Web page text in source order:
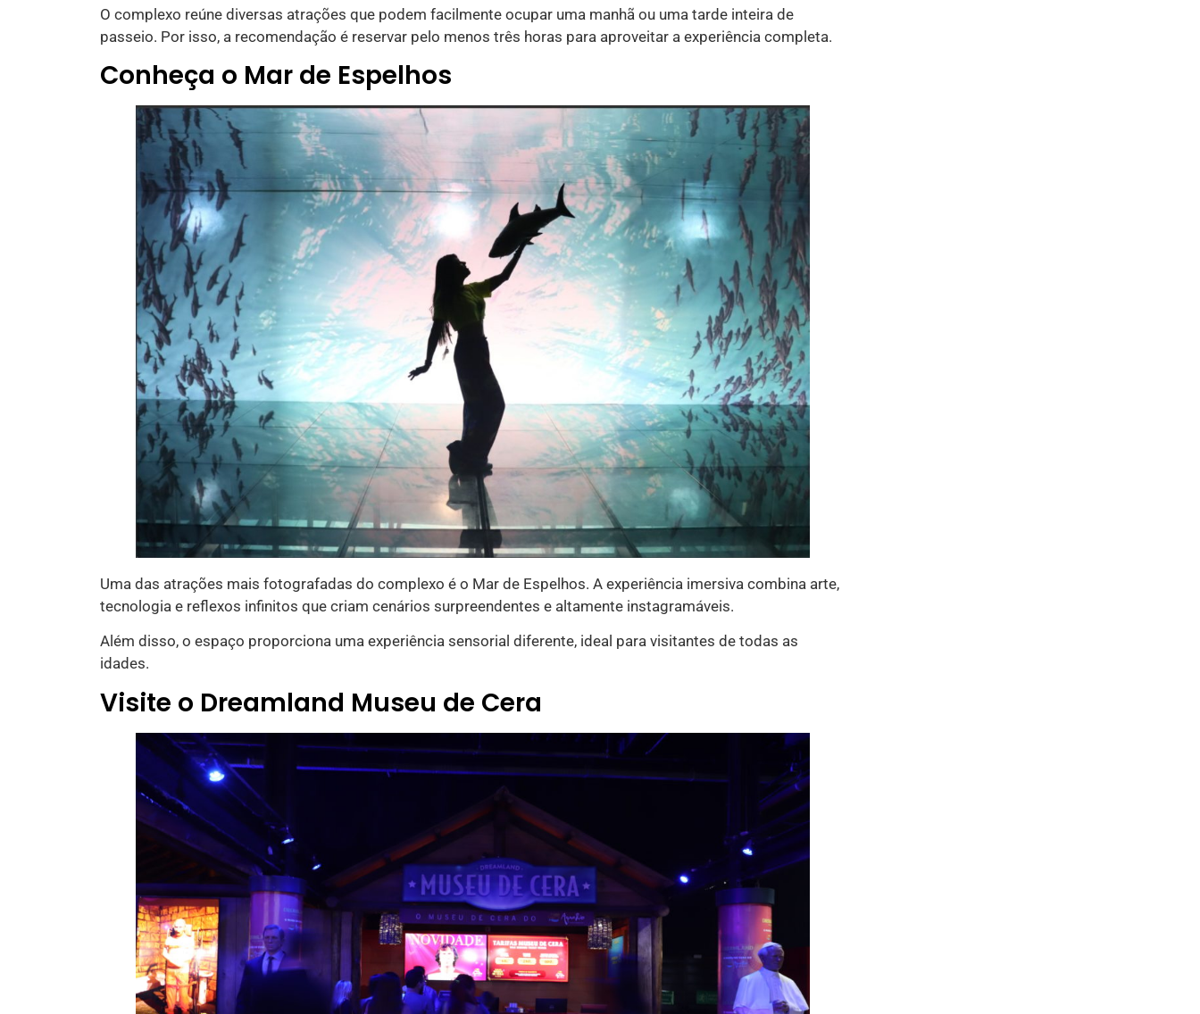
O complexo reúne diversas atrações que podem facilmente ocupar uma manhã ou uma tarde inteira de
passeio. Por isso, a recomendação é reservar pelo menos três horas para aproveitar a experiência completa.
Conheça o Mar de Espelhos
Uma das atrações mais fotografadas do complexo é o Mar de Espelhos. A experiência imersiva combina arte,
tecnologia e reflexos infinitos que criam cenários surpreendentes e altamente instagramáveis.
Além disso, o espaço proporciona uma experiência sensorial diferente, ideal para visitantes de todas as
idades.
Visite o Dreamland Museu de Cera